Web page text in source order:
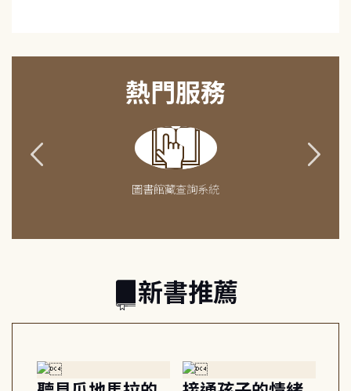
熱門服務
圖書館藏查詢系統
新書推薦